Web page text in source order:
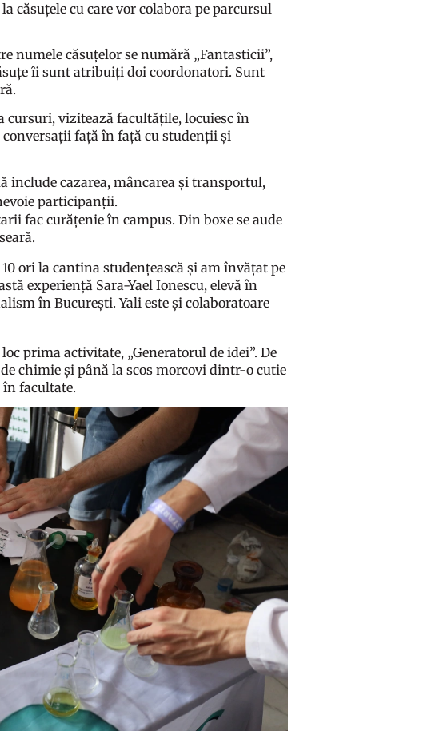
căsuțele cu care vor colabora pe parcursul
numele căsuțelor se numără „Fantasticii”,
îi sunt atribuiți doi coordonatori. Sunt
cursuri, vizitează facultățile, locuiesc în
față în față cu studenții și
include cazarea, mâncarea și transportul,
participanții.
fac curățenie în campus. Din boxe se aude
ori la cantina studențească și am învățat pe
experiență Sara-Yael Ionescu, elevă în
în București. Yali este și colaboratoare
prima activitate, „Generatorul de idei”. De
chimie și până la scos morcovi dintr-o cutie
în facultate.